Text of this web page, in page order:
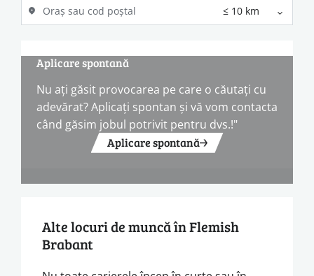
Aplicare spontană
Nu ați găsit provocarea pe care o căutați cu
adevărat? Aplicați spontan și vă vom contacta
când găsim jobul potrivit pentru dvs.!"
Aplicare spontană
Alte locuri de muncă în Flemish
Brabant